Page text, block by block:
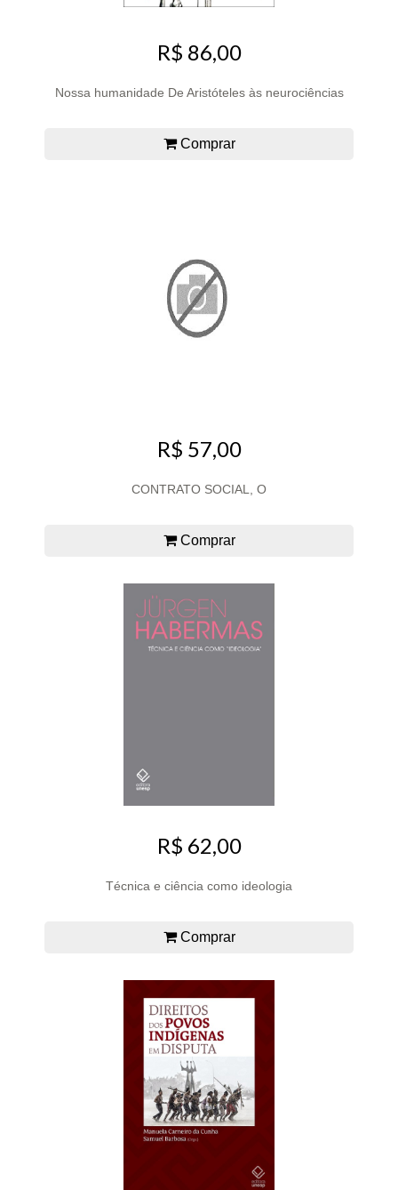
R$ 86,00
Nossa humanidade De Aristóteles às neurociências
Comprar
R$ 57,00
CONTRATO SOCIAL, O
Comprar
R$ 62,00
Técnica e ciência como ideologia
Comprar